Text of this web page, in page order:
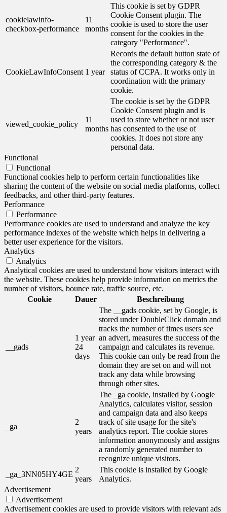
cookielawinfo-
checkbox-performance
11
months
This cookie is set by GDPR
Cookie Consent plugin. The
cookie is used to store the user
consent for the cookies in the
category "Performance".
CookieLawInfoConsent 1 year
Records the default button state of
the corresponding category & the
status of CCPA. It works only in
coordination with the primary
cookie.
viewed_cookie_policy
11
months
The cookie is set by the GDPR
Cookie Consent plugin and is
used to store whether or not user
has consented to the use of
cookies. It does not store any
personal data.
Functional
Functional
Functional cookies help to perform certain functionalities like
sharing the content of the website on social media platforms, collect
feedbacks, and other third-party features.
Performance
Performance
Performance cookies are used to understand and analyze the key
performance indexes of the website which helps in delivering a
better user experience for the visitors.
Analytics
Analytics
Analytical cookies are used to understand how visitors interact with
the website. These cookies help provide information on metrics the
number of visitors, bounce rate, traffic source, etc.
Cookie
Dauer Beschreibung
__gads
1 year
24
days
The __gads cookie, set by Google, is
stored under DoubleClick domain and
tracks the number of times users see
an advert, measures the success of the
campaign and calculates its revenue.
This cookie can only be read from the
domain they are set on and will not
track any data while browsing
through other sites.
_ga
2
years
The _ga cookie, installed by Google
Analytics, calculates visitor, session
and campaign data and also keeps
track of site usage for the site's
analytics report. The cookie stores
information anonymously and assigns
a randomly generated number to
recognize unique visitors.
_ga_3NN05HY4GE
2
years
This cookie is installed by Google
Analytics.
Advertisement
Advertisement
Advertisement cookies are used to provide visitors with relevant ads